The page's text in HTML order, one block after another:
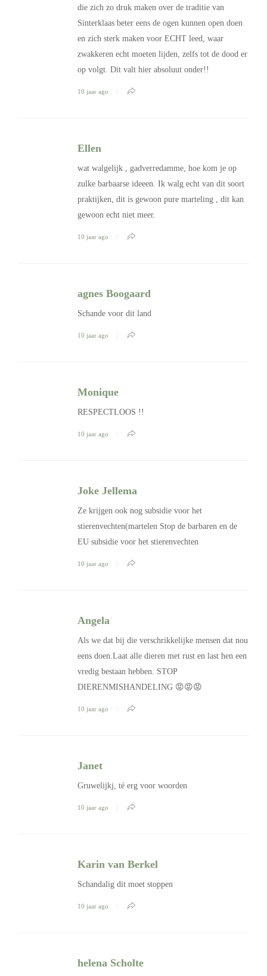
die zich zo druk maken over de traditie van
Sinterklaas beter eens de ogen kunnen open doen
en zich sterk maken voor ECHT leed, waar
zwakkeren echt moeten lijden, zelfs tot de dood er
op volgt. Dit valt hier absoluut onder!!
10 jaar ago
Ellen
wat walgelijk , gadverredamme, hoe kom je op
zulke barbaarse ideeen. Ik walg echt van dit soort
praktijken, dit is gewoon pure marteling , dit kan
gewoon echt niet meer.
10 jaar ago
agnes Boogaard
Schande voor dit land
10 jaar ago
Monique
RESPECTLOOS !!
10 jaar ago
Joke Jellema
Ze krijgen ook nog subsidie voor het
stierenvechten(martelen Stop de barbaren en de
EU subsidie voor het stierenvechten
10 jaar ago
Angela
Als we dat bij die verschrikkelijke mensen dat nou
eens doen.Laat alle dieren met rust en last hen een
vredig bestaan hebben. STOP
DIERENMISHANDELING 😡😡😡
10 jaar ago
Janet
Gruwelijkj, té erg voor woorden
10 jaar ago
Karin van Berkel
Schandalig dit moet stoppen
10 jaar ago
helena Scholte